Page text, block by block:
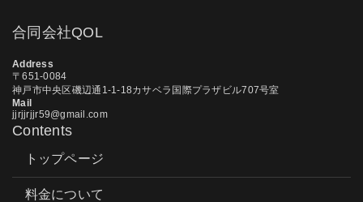
合同会社QOL
Address
〒651-0084
神戸市中央区磯辺通1-1-18カサベラ国際プラザビル707号室
Mail
jjrjjrjjr59@gmail.com
Contents
トップページ
料金について